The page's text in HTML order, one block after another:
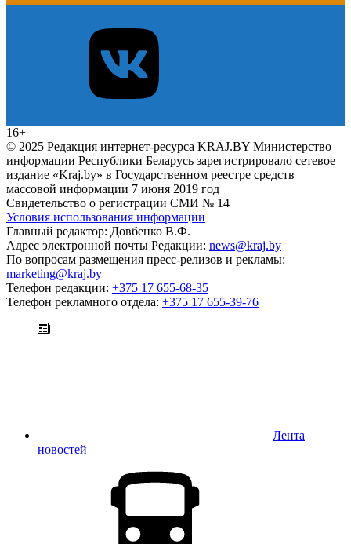
16+
© 2025 Редакция интернет-ресурса KRAJ.BY Министерство
информации Республики Беларусь зарегистрировало сетевое
издание «Kraj.by» в Государственном реестре средств
массовой информации 7 июня 2019 год
Свидетельство о регистрации СМИ № 14
Условия использования информации
Главный редактор: Довбенко В.Ф.
Адрес электронной почты Редакции: news@kraj.by
По вопросам размещения пресс-релизов и рекламы:
marketing@kraj.by
Телефон редакции: +375 17 655-68-35
Телефон рекламного отдела: +375 17 655-39-76
Лента
новостей